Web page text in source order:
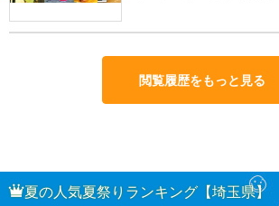
閲覧履歴をもっと見る
夏の人気夏祭りランキング【埼玉県】